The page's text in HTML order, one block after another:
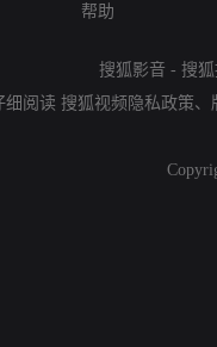
帮助
搜狐影音 - 搜
细阅读 搜狐视频隐私政策、